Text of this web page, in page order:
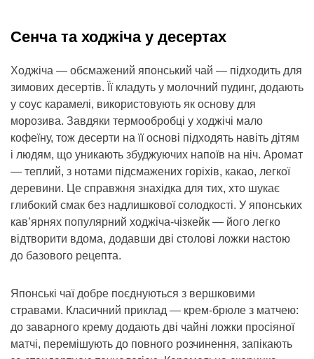
Сенча та ходжіча у десертах
Ходжіча — обсмажений японський чай — підходить для
зимових десертів. Її кладуть у молочний пудинг, додають
у соус карамелі, використовують як основу для
морозива. Завдяки термообробці у ходжічі мало
кофеїну, тож десерти на її основі підходять навіть дітям
і людям, що уникають збуджуючих напоїв на ніч. Аромат
— теплий, з нотами підсмажених горіхів, какао, легкої
деревини. Це справжня знахідка для тих, хто шукає
глибокий смак без надлишкової солодкості. У японських
кав’ярнях популярний ходжіча-чізкейк — його легко
відтворити вдома, додавши дві столові ложки настою
до базового рецепта.
Японські чаї добре поєднуються з вершковими
стравами. Класичний приклад — крем-брюле з матчею:
до заварного крему додають дві чайні ложки просіяної
матчі, перемішують до повного розчинення, запікають